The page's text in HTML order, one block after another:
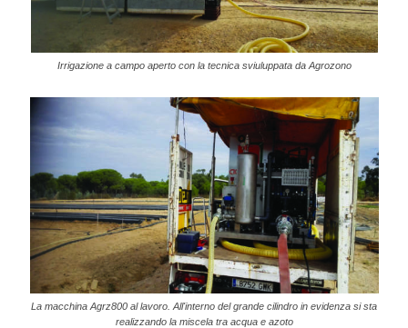
Irrigazione a campo aperto con la tecnica sviuluppata da Agrozono
La macchina Agrz800 al lavoro. All'interno del grande cilindro in evidenza si sta
realizzando la miscela tra acqua e azoto